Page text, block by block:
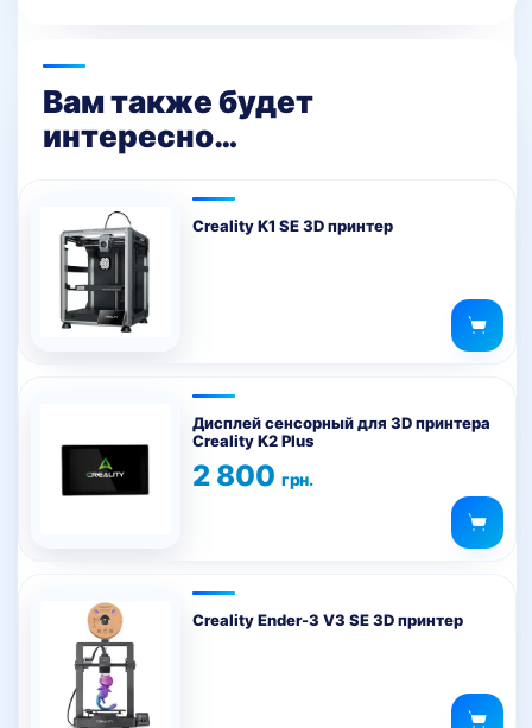
Вам также будет
интересно…
Creality K1 SE 3D принтер
Дисплей сенсорный для 3D принтера
Creality K2 Plus
2 800 грн.
Creality Ender-3 V3 SE 3D принтер